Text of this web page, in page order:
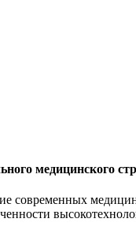
медицинского
современных